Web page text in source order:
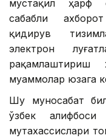
мустақил ҳарф
сабабли
қидирув
электрон
муаммолар юзага
Шу муносабат
ўзбек
мутахассислари